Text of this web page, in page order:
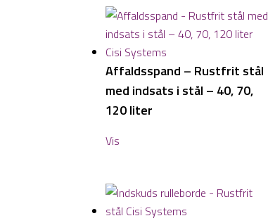
Affaldsspand – Rustfrit stål
med indsats i stål – 40, 70,
120 liter
Vis